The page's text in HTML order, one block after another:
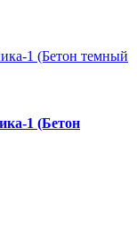
1 (Бетон